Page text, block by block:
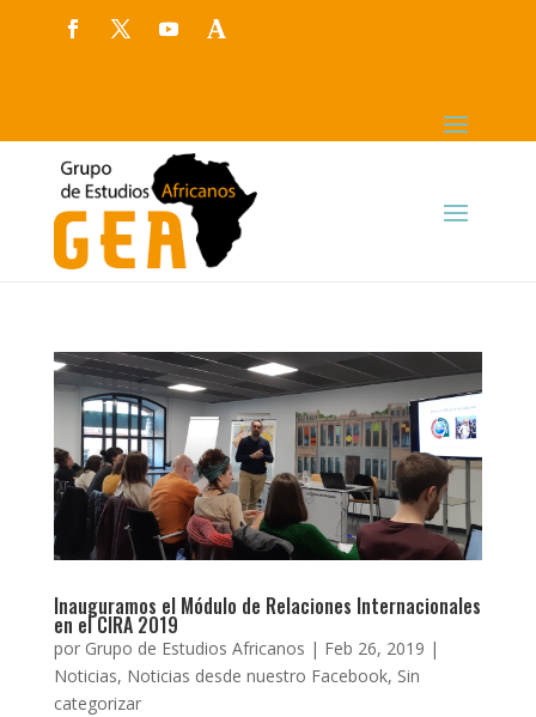
Inauguramos el Módulo de Relaciones Internacionales
en el CIRA 2019
por Grupo de Estudios Africanos | Feb 26, 2019 |
Noticias, Noticias desde nuestro Facebook, Sin
categorizar